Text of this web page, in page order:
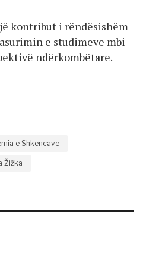
kontribut i rëndësishëm
e studimeve mbi
ndërkombëtare.
e Shkencave
Žižka